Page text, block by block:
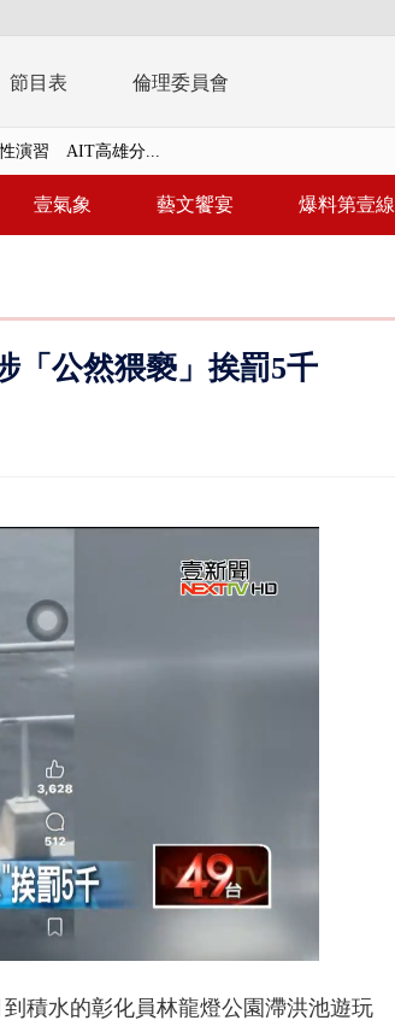
節目表 倫理委員會
土石流災情釀6
會限40粉絲 YG大...
客「拚手速」搶...
壹氣象 藝文饗宴 爆料第壹線
公然猥褻」挨罰5千
到積水的彰化員林龍燈公園滯洪池遊玩